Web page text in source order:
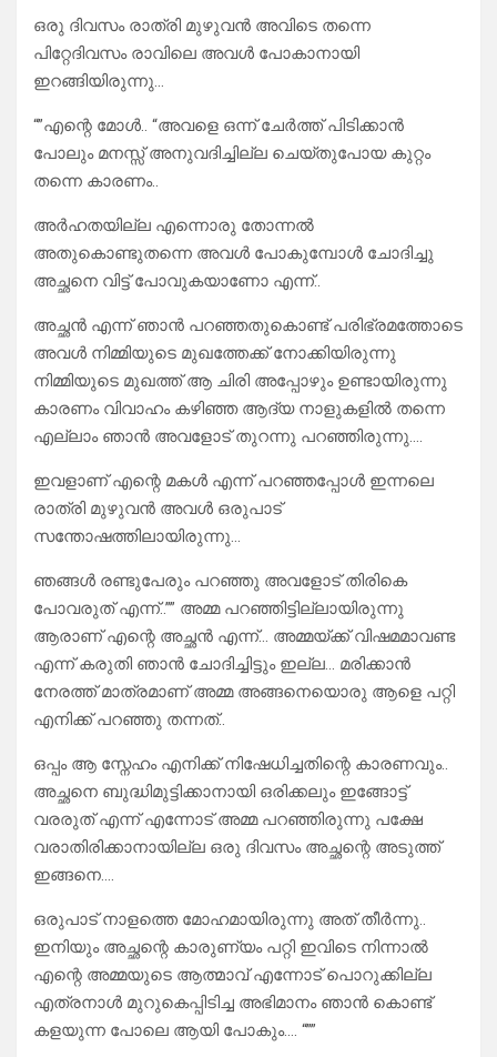
ഒരു ദിവസം രാത്രി മുഴുവൻ അവിടെ തന്നെ
പിറ്റേദിവസം രാവിലെ അവൾ പോകാനായി
ഇറങ്ങിയിരുന്നു…
“”എന്റെ മോൾ.. “അവളെ ഒന്ന് ചേർത്ത് പിടിക്കാൻ
പോലും മനസ്സ് അനുവദിച്ചില്ല ചെയ്തുപോയ കുറ്റം
തന്നെ കാരണം..
അർഹതയില്ല എന്നൊരു തോന്നൽ
അതുകൊണ്ടുതന്നെ അവൾ പോകുമ്പോൾ ചോദിച്ചു
അച്ഛനെ വിട്ട് പോവുകയാണോ എന്ന്..
അച്ഛൻ എന്ന് ഞാൻ പറഞ്ഞതുകൊണ്ട് പരിഭ്രമത്തോടെ
അവൾ നിമ്മിയുടെ മുഖത്തേക്ക് നോക്കിയിരുന്നു
നിമ്മിയുടെ മുഖത്ത് ആ ചിരി അപ്പോഴും ഉണ്ടായിരുന്നു
കാരണം വിവാഹം കഴിഞ്ഞ ആദ്യ നാളുകളിൽ തന്നെ
എല്ലാം ഞാൻ അവളോട് തുറന്നു പറഞ്ഞിരുന്നു….
ഇവളാണ് എന്റെ മകൾ എന്ന് പറഞ്ഞപ്പോൾ ഇന്നലെ
രാത്രി മുഴുവൻ അവൾ ഒരുപാട്
സന്തോഷത്തിലായിരുന്നു…
ഞങ്ങൾ രണ്ടുപേരും പറഞ്ഞു അവളോട് തിരികെ
പോവരുത് എന്ന്..”” അമ്മ പറഞ്ഞിട്ടില്ലായിരുന്നു
ആരാണ് എന്റെ അച്ഛൻ എന്ന്… അമ്മയ്ക്ക് വിഷമമാവണ്ട
എന്ന് കരുതി ഞാൻ ചോദിച്ചിട്ടും ഇല്ല… മരിക്കാൻ
നേരത്ത് മാത്രമാണ് അമ്മ അങ്ങനെയൊരു ആളെ പറ്റി
എനിക്ക് പറഞ്ഞു തന്നത്..
ഒപ്പം ആ സ്നേഹം എനിക്ക് നിഷേധിച്ചതിന്റെ കാരണവും..
അച്ഛനെ ബുദ്ധിമുട്ടിക്കാനായി ഒരിക്കലും ഇങ്ങോട്ട്
വരരുത് എന്ന് എന്നോട് അമ്മ പറഞ്ഞിരുന്നു പക്ഷേ
വരാതിരിക്കാനായില്ല ഒരു ദിവസം അച്ഛന്റെ അടുത്ത്
ഇങ്ങനെ….
ഒരുപാട് നാളത്തെ മോഹമായിരുന്നു അത് തീർന്നു..
ഇനിയും അച്ഛന്റെ കാരുണ്യം പറ്റി ഇവിടെ നിന്നാൽ
എന്റെ അമ്മയുടെ ആത്മാവ് എന്നോട് പൊറുക്കില്ല
എത്രനാൾ മുറുകെപ്പിടിച്ച അഭിമാനം ഞാൻ കൊണ്ട്
കളയുന്ന പോലെ ആയി പോകും…. “””